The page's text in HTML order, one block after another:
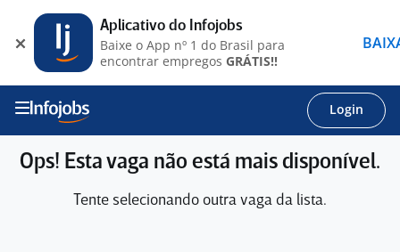
Login
Ops! Esta vaga não está mais disponível.
Tente selecionando outra vaga da lista.
Aplicativo do Infojobs
Baixe o App nº 1 do Brasil para
encontrar empregos GRÁTIS!!